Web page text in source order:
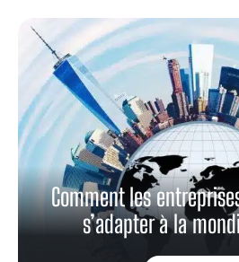
Comment les
s’adapter à la